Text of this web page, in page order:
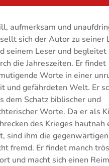
aufmerksam und
sich der Autor zu seiner
seinem Leser und begleitet
die Jahreszeiten. Er findet
Worte in einer
und gefährdeten Welt. Er
dem Schatz biblischer und
Worte. Da er als
des Krieges hautnah
sind ihm die
fremd. Er findet manch
und macht sich einen